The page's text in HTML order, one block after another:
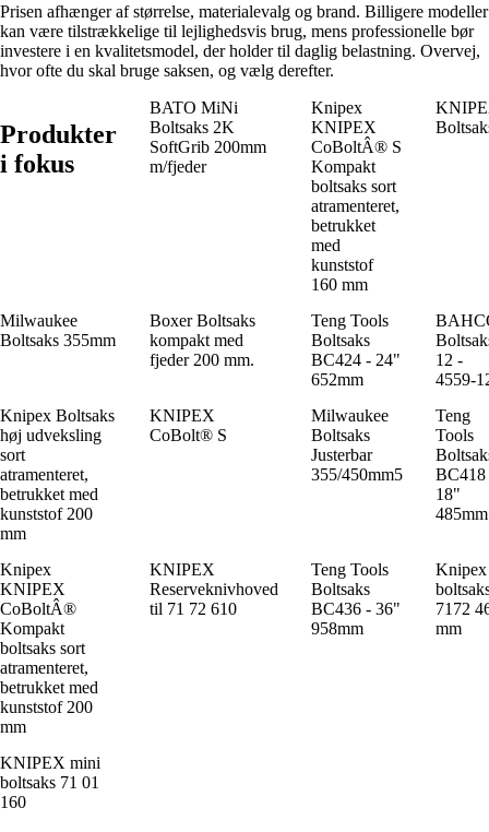
Prisen afhænger af størrelse, materialevalg og brand. Billigere modeller
kan være tilstrækkelige til lejlighedsvis brug, mens professionelle bør
investere i en kvalitetsmodel, der holder til daglig belastning. Overvej,
hvor ofte du skal bruge saksen, og vælg derefter.
Produkter
i fokus
BATO MiNi
Boltsaks 2K
SoftGrib 200mm
m/fjeder
Knipex
KNIPEX
CoBoltÂ® S
Kompakt
boltsaks sort
atramenteret,
betrukket
med
kunststof
160 mm
Milwaukee
Boltsaks 355mm
Boxer Boltsaks
kompakt med
fjeder 200 mm.
Teng Tools
Boltsaks
BC424 - 24"
652mm
12 -
4559-
Knipex Boltsaks
høj udveksling
sort
atramenteret,
betrukket med
kunststof 200
mm
KNIPEX
CoBolt® S
Milwaukee
Boltsaks
Justerbar
355/450mm5
Teng
Tools
BC418
18"
485mm
Knipex
KNIPEX
CoBoltÂ®
Kompakt
boltsaks sort
atramenteret,
betrukket med
kunststof 200
mm
KNIPEX
Reserveknivhoved
til 71 72 610
Teng Tools
Boltsaks
BC436 - 36"
958mm
Knipex
7172
mm
KNIPEX mini
boltsaks 71 01
160